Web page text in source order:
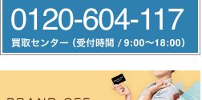
リ
ー